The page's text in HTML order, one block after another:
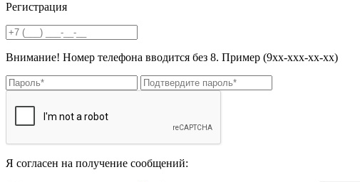
Регистрация
Внимание! Номер телефона вводится без 8. Пример (9хх-ххх-хх-хх)
Я согласен на получение сообщений: